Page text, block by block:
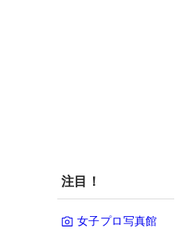
注目！
女子プロ写真館